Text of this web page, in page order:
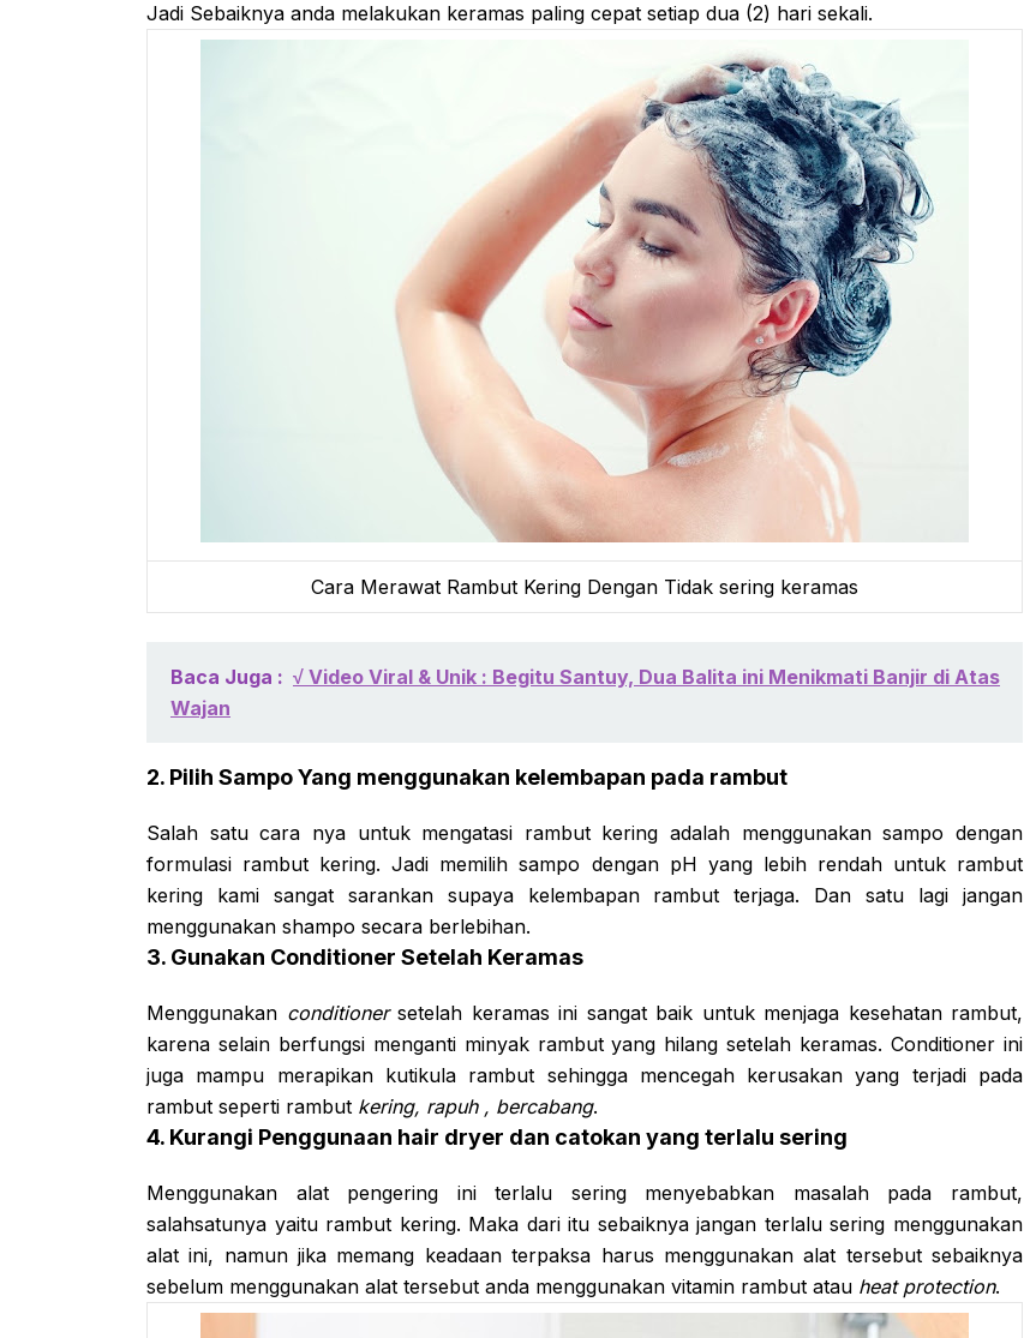
Jadi Sebaiknya anda melakukan keramas paling cepat setiap dua (2) hari sekali.
Cara Merawat Rambut Kering Dengan Tidak sering keramas
Baca Juga : √ Video Viral & Unik : Begitu Santuy, Dua Balita ini Menikmati Banjir di Atas
Wajan
2. Pilih Sampo Yang menggunakan kelembapan pada rambut
Salah satu cara nya untuk mengatasi rambut kering adalah menggunakan sampo dengan
formulasi rambut kering. Jadi memilih sampo dengan pH yang lebih rendah untuk rambut
kering kami sangat sarankan supaya kelembapan rambut terjaga. Dan satu lagi jangan
menggunakan shampo secara berlebihan.
3. Gunakan Conditioner Setelah Keramas
Menggunakan conditionersetelah keramas ini sangat baik untuk menjaga kesehatan rambut,
karena selain berfungsi menganti minyak rambut yang hilang setelah keramas. Conditioner ini
juga mampu merapikan kutikula rambut sehingga mencegah kerusakan yang terjadi pada
rambut seperti rambut kering, rapuh , bercabang.
4. Kurangi Penggunaan hair dryer dan catokan yang terlalu sering
Menggunakan alat pengering ini terlalu sering menyebabkan masalah pada rambut,
salahsatunya yaitu rambut kering. Maka dari itu sebaiknya jangan terlalu sering menggunakan
alat ini, namun jika memang keadaan terpaksa harus menggunakan alat tersebut sebaiknya
sebelum menggunakan alat tersebut anda menggunakan vitamin rambut atau heat protection.